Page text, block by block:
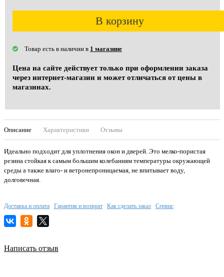
В корзину
Товар есть в наличии в 1 магазине
Цена на сайте действует только при оформлении заказа
через интернет-магазин и может отличаться от цены в
магазинах.
Описание Характеристики Отзывы
Идеально подходит для уплотнения окон и дверей. Это мелко-пористая
резина стойкая к самым большим колебаниям температуры окружающей
среды а также влаго- и ветронепроницаемая, не впитывает воду,
долговечная.
Доставка и оплата Гарантия и возврат Как сделать заказ Сервис
Написать отзыв